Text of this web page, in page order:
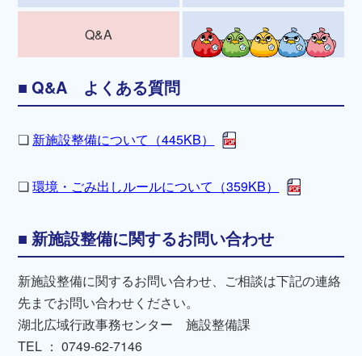
Q&A
Q&A よくある質問
❏ 新施設整備について（445KB）
❏環境・ごみ出しルールについて（359KB）
新施設整備に関するお問い合わせ
新施設整備に関するお問い合わせ、ご相談は下記の連絡
先までお問い合わせください。
湖北広域行政事務センター 施設整備課
TEL ： 0749-62-7146